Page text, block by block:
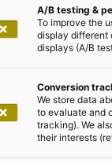
zum
11:00 Uhr
A/B testing &
To improve the
display different
displays (A/B
Conversion
We store data
to evaluate and
tracking). We
their interests